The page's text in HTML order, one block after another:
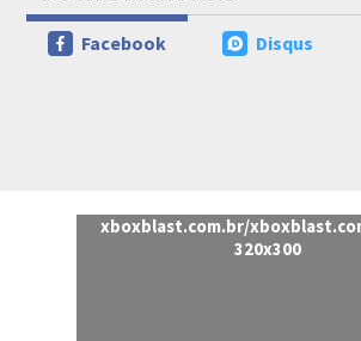
Disqus
Facebook
xboxblast.com.br/
320x300